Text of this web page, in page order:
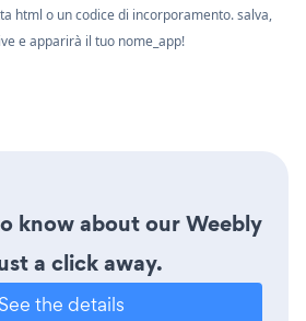
html o un codice di incorporamento. salva,
e apparirà il tuo nome_app!
know about our Weebly
a click away.
See the details